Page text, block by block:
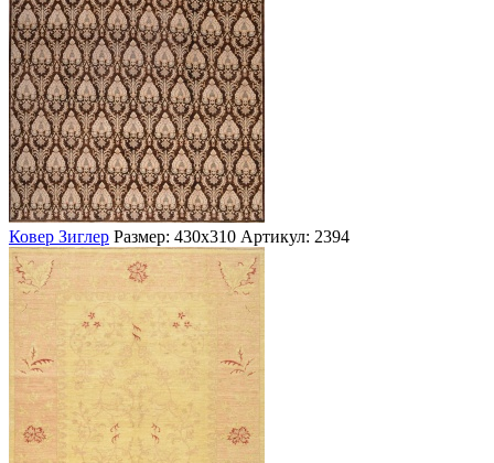
Ковер Зиглер Размер: 430х310 Артикул: 2394